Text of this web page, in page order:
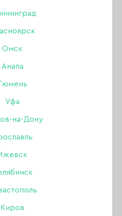
Омск
Анапа
Уфа
на-Дону
Киров